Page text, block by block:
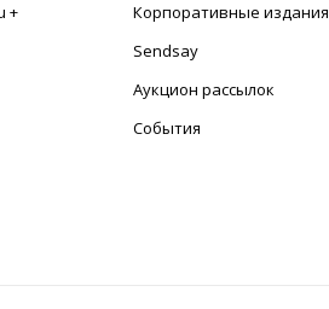
+
Корпоративные издания
Sendsay
Аукцион рассылок
События